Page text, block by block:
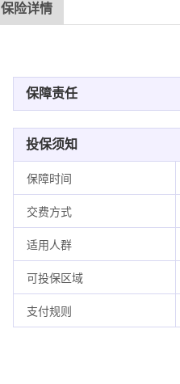
保险详情
保障责任
投保须知
保障时间
交费方式
适用人群
可投保区域
支付规则